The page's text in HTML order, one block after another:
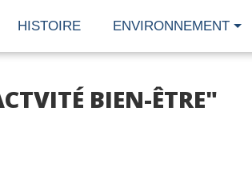
HISTOIRE ENVIRONNEMENT
BIEN-ÊTRE"